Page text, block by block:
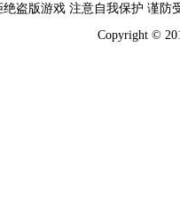
盗版游戏 注意自我保护 谨
Copyright ©